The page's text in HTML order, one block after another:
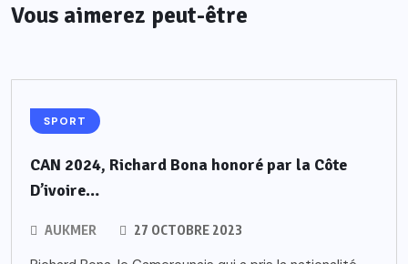
Vous aimerez peut-être
SPORT
CAN 2024, Richard Bona honoré par la Côte
D’ivoire…
AUKMER 27 OCTOBRE 2023